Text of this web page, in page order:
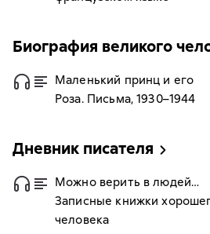
Биография великого
Маленький принц и его
Роза. Письма, 1930–1944
Дневник писателя
Можно верить в людей…
Записные книжки
человека